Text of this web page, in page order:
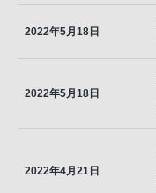
2022年5月18日
2022年5月18日
2022年4月21日